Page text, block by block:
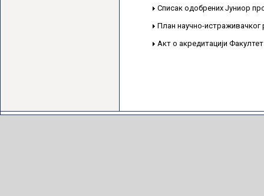
Списак одобрених Јуниор
План научно-истраживачког
Акт о акредитацији